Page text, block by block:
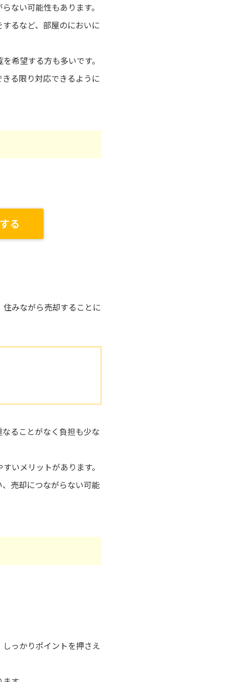
ない可能性もあります。
るなど、部屋のにおいに
希望する方も多いです。
る限り対応できるように
る
みながら売却することに
ることがなく負担も少な
いメリットがあります。
売却につながらない可能
っかりポイントを押さえ